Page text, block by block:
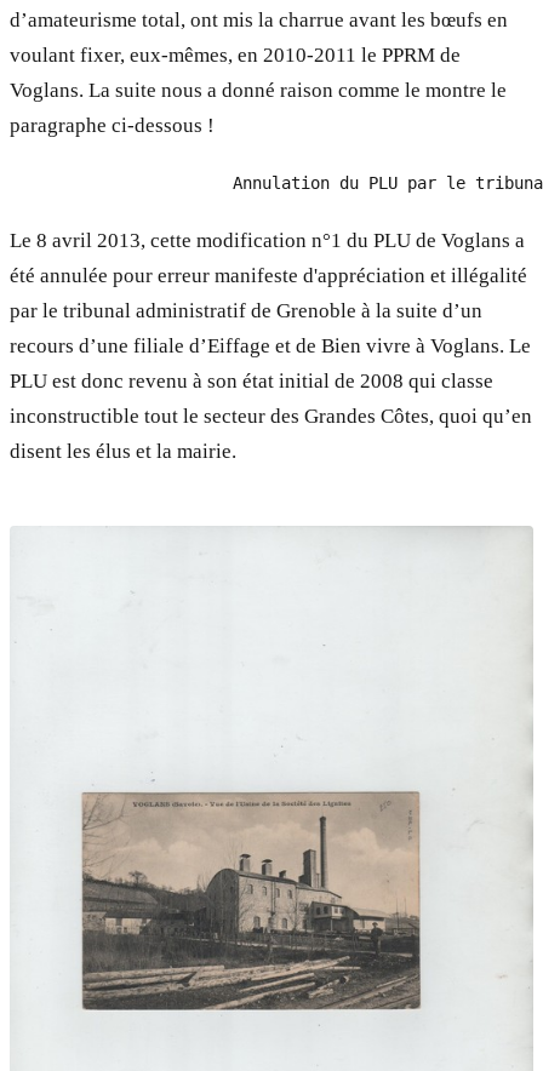
d’amateurisme total, ont mis la charrue avant les bœufs en
voulant fixer, eux-mêmes, en 2010-2011 le PPRM de
Voglans. La suite nous a donné raison comme le montre le
paragraphe ci-dessous !
Le 8 avril 2013, cette modification n°1 du PLU de Voglans a
été annulée pour erreur manifeste d'appréciation et illégalité
par le tribunal administratif de Grenoble à la suite d’un
recours d’une filiale d’Eiffage et de Bien vivre à Voglans. Le
PLU est donc revenu à son état initial de 2008 qui classe
inconstructible tout le secteur des Grandes Côtes, quoi qu’en
disent les élus et la mairie.